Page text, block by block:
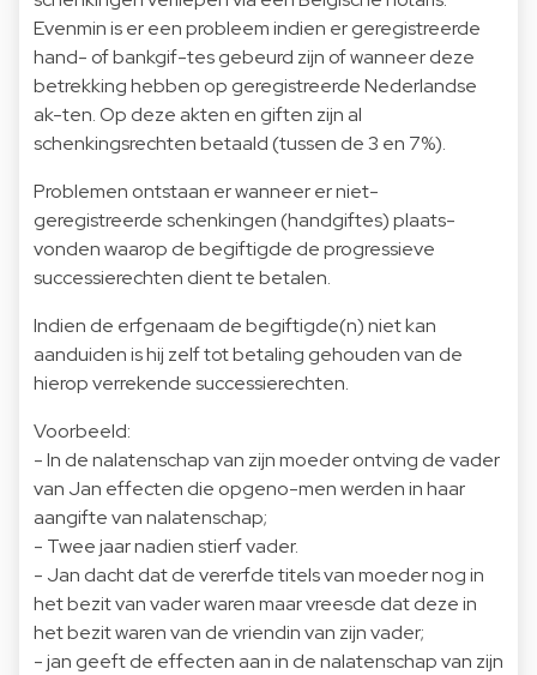
Evenmin is er een probleem indien er geregistreerde
hand- of bankgif-tes gebeurd zijn of wanneer deze
betrekking hebben op geregistreerde Nederlandse
ak-ten. Op deze akten en giften zijn al
schenkingsrechten betaald (tussen de 3 en 7%).
Problemen ontstaan er wanneer er niet-
geregistreerde schenkingen (handgiftes) plaats-
vonden waarop de begiftigde de progressieve
successierechten dient te betalen.
Indien de erfgenaam de begiftigde(n)niet kan
aanduidenis hij zelf tot betaling gehouden van de
hierop verrekende successierechten.
Voorbeeld:
- In de nalatenschap van zijn moeder ontving de vader
van Jan effecten die opgeno-men werden in haar
aangifte van nalatenschap;
- Twee jaar nadien stierf vader.
- Jan dacht dat de vererfde titels van moeder nog in
het bezit van vader waren maar vreesde dat deze in
het bezit waren van de vriendin van zijn vader;
- jan geeft de effecten aan in de nalatenschap van zijn